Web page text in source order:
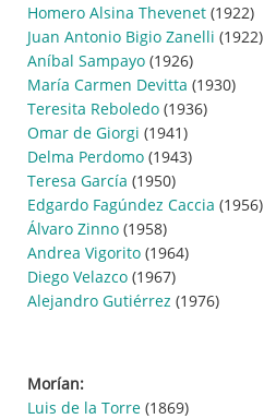
Homero Alsina Thevenet (1922)
Juan Antonio Bigio Zanelli (1922)
Aníbal Sampayo (1926)
María Carmen Devitta (1930)
Teresita Reboledo (1936)
Omar de Giorgi (1941)
Delma Perdomo (1943)
Teresa García (1950)
Edgardo Fagúndez Caccia (1956)
Álvaro Zinno (1958)
Andrea Vigorito (1964)
Diego Velazco (1967)
Alejandro Gutiérrez (1976)
Morían:
Luis de la Torre (1869)